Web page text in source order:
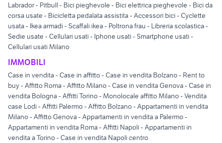
Labrador- Pitbull - Bici pieghevole - Bici elettrica pieghevole - Bici da
corsa usate - Bicicletta pedalata assistita-Accessori bici-Cyclette
usata- Ikea armadi-Scaffali ikea- Poltrona frau - Libreria scolastica-
Sedie usate -Cellulari usati- Iphone usati-Smartphone usati-
Cellulari usati Milano
IMMOBILI
Case in vendita-Case in affitto-Case in vendita Bolzano- Rent to
buy-Affitto Roma-Affitto Milano-Case in vendita Genova-Case in
vendita Bologna-Affitti Torino-Monolocale affitto Milano-Vendita
case Lodi-Affitti Palermo-Affitto Bolzano-Appartamenti in vendita
Milano-Affitto Genova-Appartamenti in vendita a Palermo-
Appartamenti in vendita Roma-Affitti Napoli-Appartamenti in
vendita a Torino-Case in vendita Napoli centro